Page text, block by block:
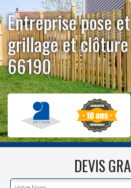
Entreprise pose
grillage et
66190
DEVIS